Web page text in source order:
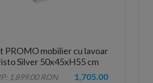
PROMO mobilier cu lavoar
Silver 50x45xH55 cm
lucios
1,899.00 RON
1,705.00